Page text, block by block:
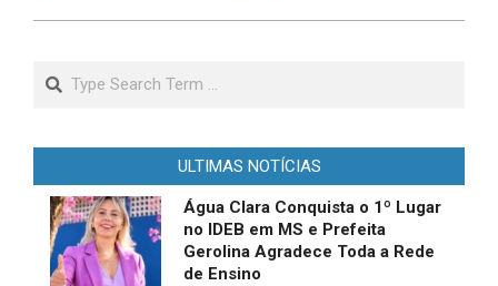
Search
ULTIMAS NOTÍCIAS
Água Clara Conquista o 1º Lugar
no IDEB em MS e Prefeita
Gerolina Agradece Toda a Rede
de Ensino